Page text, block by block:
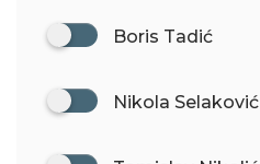
Boris Tadić
Nikola Selaković